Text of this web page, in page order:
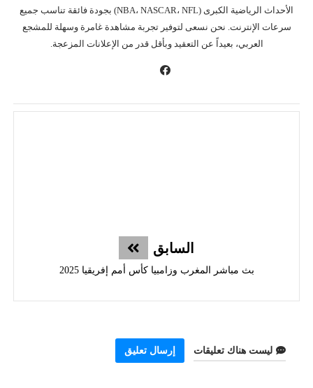
الأحداث الرياضية الكبرى (NBA، NASCAR، NFL) بجودة فائقة تناسب جميع
سرعات الإنترنت. نحن نسعى لتوفير تجربة مشاهدة غامرة وسهلة للمشجع
العربي، بعيداً عن التعقيد وبأقل قدر من الإعلانات المزعجة.
السابق
بث مباشر المغرب وزامبيا كأس أمم إفريقيا 2025
ليست هناك تعليقات إرسال تعليق